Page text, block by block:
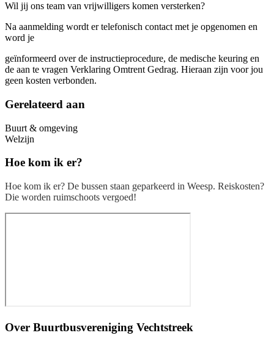
Wil jij ons team van vrijwilligers komen versterken?
Na aanmelding wordt er telefonisch contact met je opgenomen en
word je
geïnformeerd over de instructieprocedure, de medische keuring en
de aan te vragen Verklaring Omtrent Gedrag. Hieraan zijn voor jou
geen kosten verbonden.
Gerelateerd aan
Buurt & omgeving
Welzijn
Hoe kom ik er?
Hoe kom ik er? De bussen staan geparkeerd in Weesp. Reiskosten?
Die worden ruimschoots vergoed!
Over Buurtbusvereniging Vechtstreek